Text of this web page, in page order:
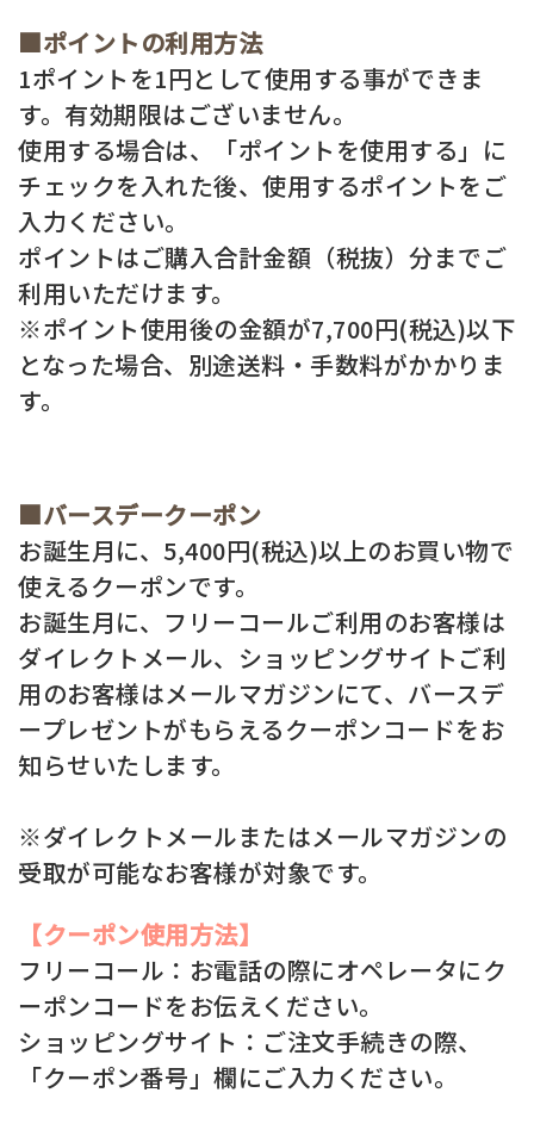
■ポイントの利用方法
1ポイントを1円として使用する事ができま
す。有効期限はございません。
使用する場合は、「ポイントを使用する」に
チェックを入れた後、使用するポイントをご
入力ください。
ポイントはご購入合計金額（税抜）分までご
利用いただけます。
※ポイント使用後の金額が7,700円(税込)以下
となった場合、別途送料・手数料がかかりま
す。
■バースデークーポン
お誕生月に、5,400円(税込)以上のお買い物で
使えるクーポンです。
お誕生月に、フリーコールご利用のお客様は
ダイレクトメール、ショッピングサイトご利
用のお客様はメールマガジンにて、バースデ
ープレゼントがもらえるクーポンコードをお
知らせいたします。
※ダイレクトメールまたはメールマガジンの
受取が可能なお客様が対象です。
【クーポン使用方法】
フリーコール：お電話の際にオペレータにク
ーポンコードをお伝えください。
ショッピングサイト：ご注文手続きの際、
「クーポン番号」欄にご入力ください。